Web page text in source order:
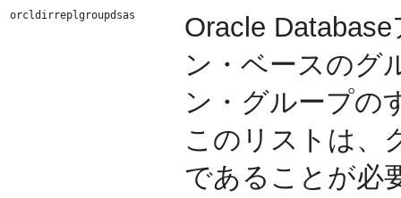
orcldirreplgroupdsas
Oracle
ン・ベースのグ
ン・グループの
このリストは、
であることが必